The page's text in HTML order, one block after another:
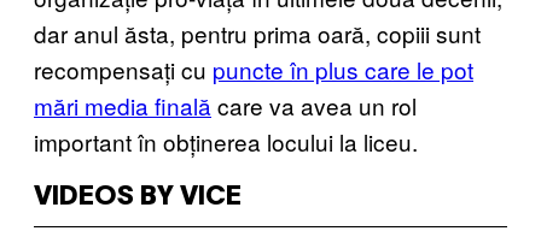
dar anul ăsta, pentru prima oară, copiii sunt
recompensați cu puncte în plus care le pot
mări media finală care va avea un rol
important în obținerea locului la liceu.
VIDEOS BY VICE